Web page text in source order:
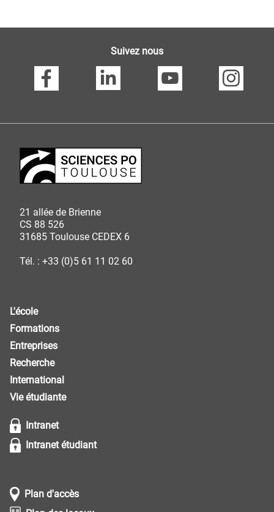
Suivez nous
21 allée de Brienne
CS 88 526
31685 Toulouse CEDEX 6
Tél. : +33 (0)5 61 11 02 60
L'école
Formations
Entreprises
Recherche
International
Vie étudiante
Intranet
Intranet étudiant
Plan d'accès